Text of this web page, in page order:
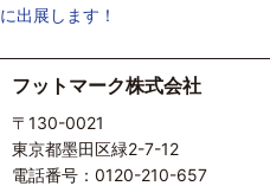
に出展します！
フットマーク株式会社
〒130-0021
東京都墨田区緑2-7-12
電話番号：0120-210-657